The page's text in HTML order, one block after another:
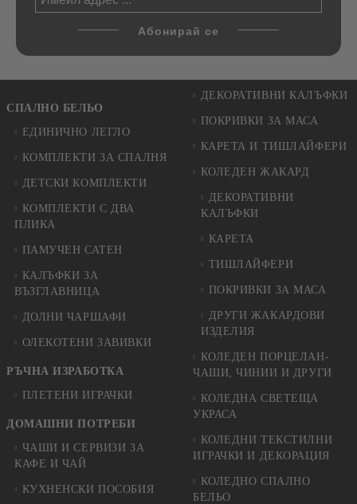
СПАЛНО БЕЛЬО
ЕДИНИЧНО ЛЕГЛО
КОМПЛЕКТИ ЗА СПАЛНЯ
ДЕТСКИ КОМПЛЕКТИ
КОМПЛЕКТИ С ДВА
ПЛИКА
ПАМУЧЕН САТЕН
КАЛЪФКИ ЗА
ВЪЗГЛАВНИЦА
ДОЛНИ ЧАРШАФИ
ОЛЕКОТЕНИ ЗАВИВКИ
РЪЧНА ИЗРАБОТКА
ПЛЕТЕНИ ИГРАЧКИ
ДОМАШНИ ПОТРЕБИ
ЧАШИ И СЕРВИЗИ ЗА
КАФЕ И ЧАЙ
КУХНЕНСКИ ПОСОБИЯ
ДЕКОРАТИВНИ КАЛЪФКИ
ПОКРИВКИ ЗА МАСА
КАРЕТА И ТИШЛАЙФЕРИ
КОЛЕДЕН ЖАКАРД
ДЕКОРАТИВНИ
КАЛЪФКИ
КАРЕТА
ТИШЛАЙФЕРИ
ПОКРИВКИ ЗА МАСА
ДРУГИ ЖАКАРДОВИ
ИЗДЕЛИЯ
КОЛЕДЕН ПОРЦЕЛАН-
ЧАШИ, ЧИНИИ И ДРУГИ
КОЛЕДНА СВЕТЕЩА
УКРАСА
КОЛЕДНИ ТЕКСТИЛНИ
ИГРАЧКИ И ДЕКОРАЦИЯ
КОЛЕДНO СПАЛНO
БЕЛЬО